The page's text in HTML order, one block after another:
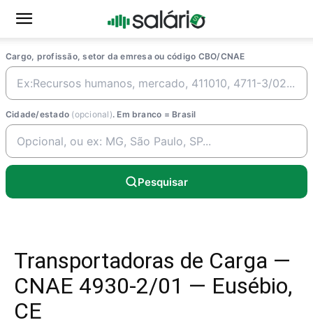
Cargo, profissão, setor da emresa ou código CBO/CNAE
Cidade/estado (opcional). Em branco = Brasil
Pesquisar
Transportadoras de Carga —
CNAE 4930-2/01 — Eusébio,
CE